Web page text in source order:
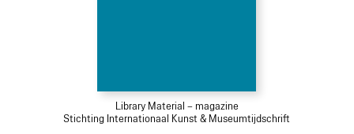
Library Material – magazine
Stichting Internationaal Kunst & Museumtijdschrift